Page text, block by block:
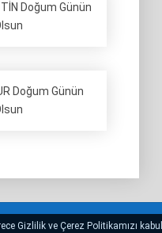
Doğum Günün
Doğum Günün
Gizlilik ve Çerez Politikamızı